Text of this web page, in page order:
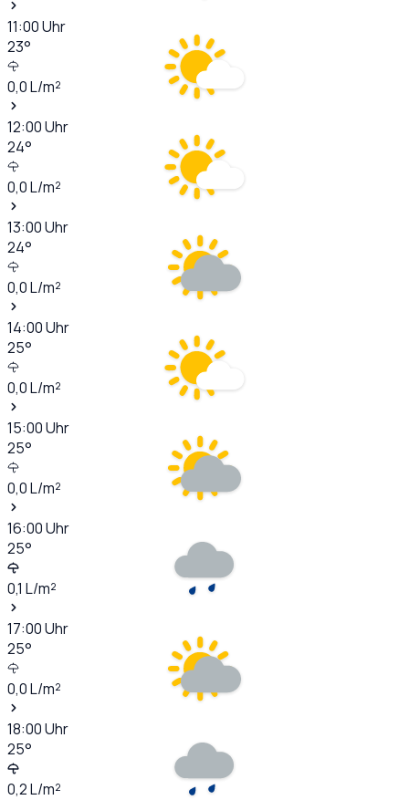
11:00Uhr
23°
0,0L/m²
12:00Uhr
24°
0,0L/m²
13:00Uhr
24°
0,0L/m²
14:00Uhr
25°
0,0L/m²
15:00Uhr
25°
0,0L/m²
16:00Uhr
25°
0,1 L/m²
17:00Uhr
25°
0,0L/m²
18:00Uhr
25°
0,2L/m²